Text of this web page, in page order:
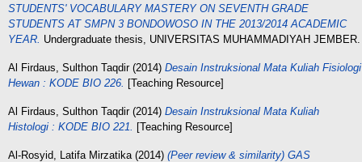
STUDENTS' VOCABULARY MASTERY ON SEVENTH GRADE
STUDENTS AT SMPN 3 BONDOWOSO IN THE 2013/2014 ACADEMIC
YEAR. Undergraduate thesis, UNIVERSITAS MUHAMMADIYAH JEMBER.
Al Firdaus, Sulthon Taqdir(2014) Desain Instruksional Mata Kuliah Fisiologi
Hewan : KODE BIO 226. [Teaching Resource]
Al Firdaus, Sulthon Taqdir(2014) Desain Instruksional Mata Kuliah
Histologi : KODE BIO 221. [Teaching Resource]
Al-Rosyid, Latifa Mirzatika(2014) (Peer review & similarity) GAS